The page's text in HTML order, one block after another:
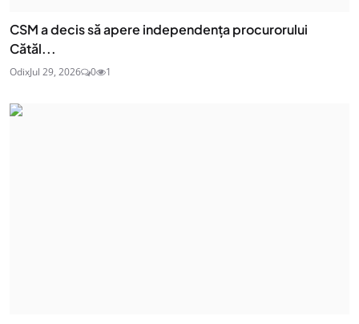
CSM a decis să apere independența procurorului
Cătăl...
OdixJul 29, 2026 0 1